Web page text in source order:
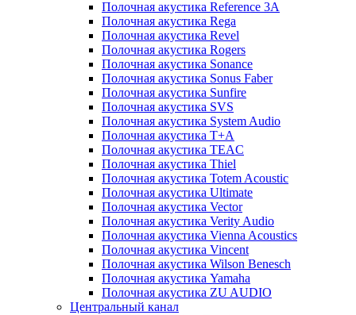
Полочная акустика Reference 3A
Полочная акустика Rega
Полочная акустика Revel
Полочная акустика Rogers
Полочная акустика Sonance
Полочная акустика Sonus Faber
Полочная акустика Sunfire
Полочная акустика SVS
Полочная акустика System Audio
Полочная акустика T+A
Полочная акустика TEAC
Полочная акустика Thiel
Полочная акустика Totem Acoustic
Полочная акустика Ultimate
Полочная акустика Vector
Полочная акустика Verity Audio
Полочная акустика Vienna Acoustics
Полочная акустика Vincent
Полочная акустика Wilson Benesch
Полочная акустика Yamaha
Полочная акустика ZU AUDIO
Центральный канал